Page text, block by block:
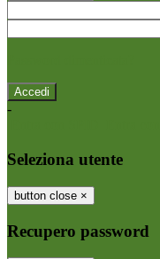
-
Seleziona utente
button close ×
Recupero password